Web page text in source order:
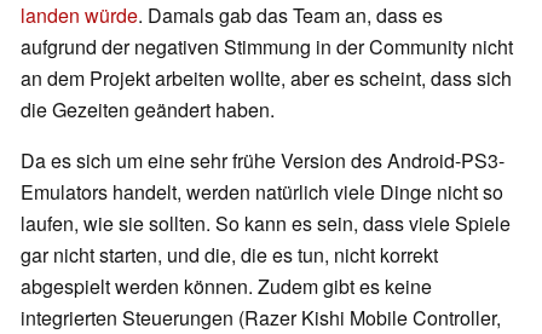
landen würde. Damals gab das Team an, dass es
aufgrund der negativen Stimmung in der Community nicht
an dem Projekt arbeiten wollte, aber es scheint, dass sich
die Gezeiten geändert haben.
Da es sich um eine sehr frühe Version des Android-PS3-
Emulators handelt, werden natürlich viele Dinge nicht so
laufen, wie sie sollten. So kann es sein, dass viele Spiele
gar nicht starten, und die, die es tun, nicht korrekt
abgespielt werden können. Zudem gibt es keine
integrierten Steuerungen (Razer Kishi Mobile Controller,